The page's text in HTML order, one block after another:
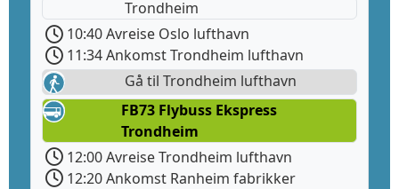
Trondheim
10:40 Avreise Oslo lufthavn
11:34 Ankomst Trondheim lufthavn
Gå til Trondheim lufthavn
FB73 Flybuss Ekspress
Trondheim
12:00 Avreise Trondheim lufthavn
12:20 Ankomst Ranheim fabrikker